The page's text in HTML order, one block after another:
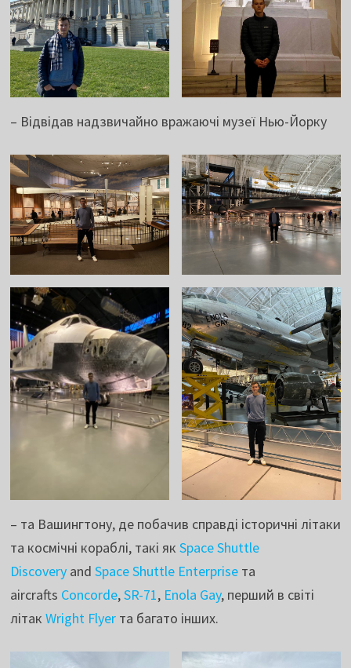
– Відвідав надзвичайно вражаючі музеї Нью-Йорку
– та Вашингтону, де побачив справді історичні літаки
та космічні кораблі, такі як Space Shuttle
Discoveryand Space Shuttle Enterpriseта
aircrafts Concorde,SR-71, Enola Gay, перший в світі
літак Wright Flyerта багато інших.